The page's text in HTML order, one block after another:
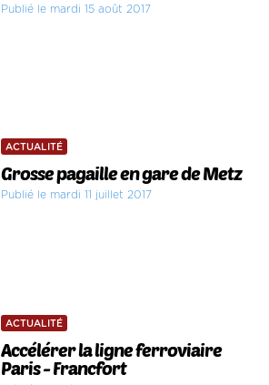
Publié le mardi 15 août 2017
ACTUALITÉ
Grosse pagaille en gare de Metz
Publié le mardi 11 juillet 2017
ACTUALITÉ
Accélérer la ligne ferroviaire
Paris - Francfort